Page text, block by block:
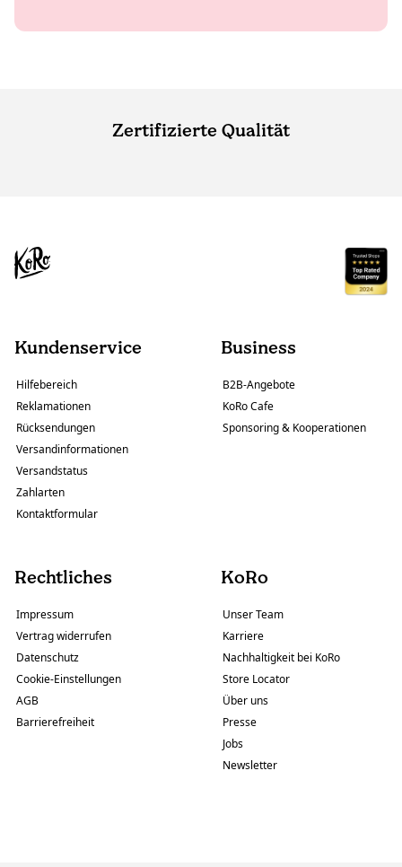
Zertifizierte Qualität
Kundenservice
Hilfebereich
Reklamationen
Rücksendungen
Versandinformationen
Versandstatus
Zahlarten
Kontaktformular
Business
B2B-Angebote
KoRo Cafe
Sponsoring & Kooperationen
Rechtliches
Impressum
Vertrag widerrufen
Datenschutz
Cookie-Einstellungen
AGB
Barrierefreiheit
KoRo
Unser Team
Karriere
Nachhaltigkeit bei KoRo
Store Locator
Über uns
Presse
Jobs
Newsletter